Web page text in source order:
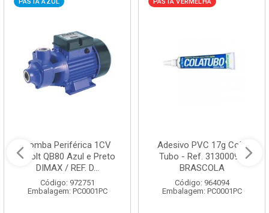
PASTA AZUL
Bomba Periférica 1CV
Bivolt QB80 Azul e Preto
DIMAX / REF. D...
Código: 972751
Embalagem: PC0001PC
PASTA VERMELHA
Adesivo PVC 17g Cola
Tubo - Ref. 3130009 -
BRASCOLA
Código: 964094
Embalagem: PC0001PC